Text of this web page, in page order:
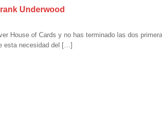
Underwood
House of Cards y no has terminado las dos
esta necesidad del […]